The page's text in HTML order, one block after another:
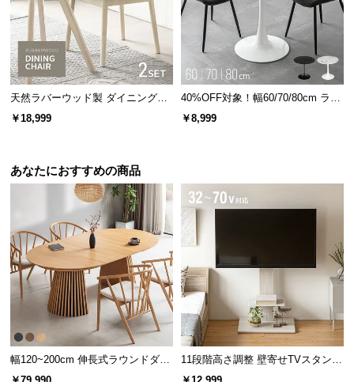
天然ラバーウッド製 ダイニングチ
ェア2脚セット
￥18,999
40%OFF対象！幅60/70/80cm ラウ
ンドダイニング 大理石調 丸テーブ
￥8,999
あなたにおすすめの商品
幅120~200cm 伸長式ラウンドダイ
ニングテーブル 6人掛け 天然木突
11段階高さ調整 壁寄せTVスタンド
キャスター付き 上下左右角度調節